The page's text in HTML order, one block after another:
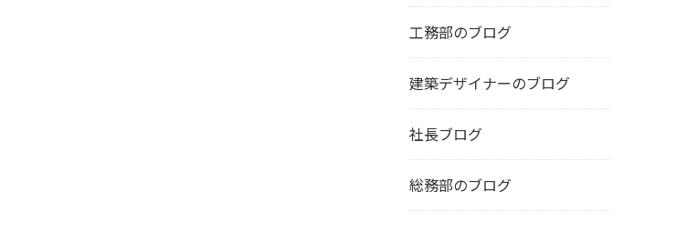
工務部のブログ
建築デザイナーのブログ
社長ブログ
総務部のブログ